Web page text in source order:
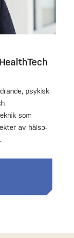
psykisk
som
av hälso-